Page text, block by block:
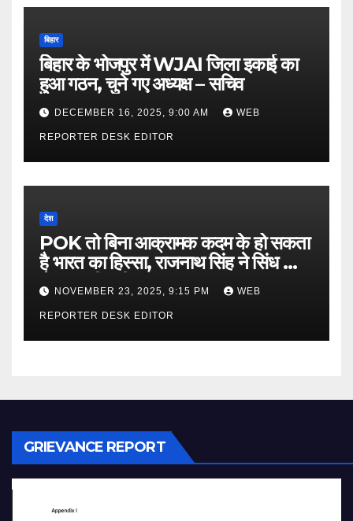
बिहार
बिहार के भोजपुर में WJAI जिला इकाई का
हुआ गठन, चुने गए अध्यक्ष – सचिव
DECEMBER 16, 2025, 9:00 AM WEB
REPORTER DESK EDITOR
देश
POK तो बिना आक्रामक कदम के हो सकता
है भारत का हिस्सा, राजनाथ सिंह ने सिंध को
लेकर कही बड़ी बात…
NOVEMBER 23, 2025, 9:15 PM WEB
REPORTER DESK EDITOR
GRIEVANCE REPORT